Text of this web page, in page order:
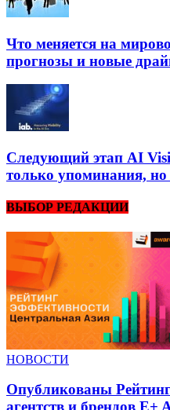
Что меняется на
прогнозы и новые
Следующий этап AI
только упоминания, но
ВЫБОР РЕДАКЦИИ
НОВОСТИ
Опубликованы